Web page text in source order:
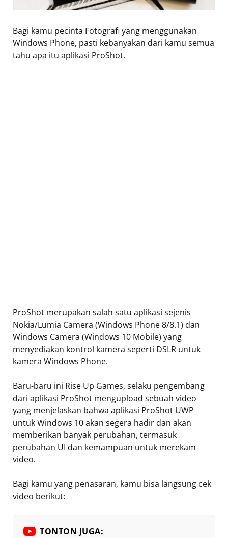
Bagi kamu pecinta Fotografi yang menggunakan
Windows Phone, pasti kebanyakan dari kamu semua
tahu apa itu aplikasi ProShot.
ProShot merupakan salah satu aplikasi sejenis
Nokia/Lumia Camera (Windows Phone 8/8.1) dan
Windows Camera (Windows 10 Mobile) yang
menyediakan kontrol kamera seperti DSLR untuk
kamera Windows Phone.
Baru-baru ini Rise Up Games, selaku pengembang
dari aplikasi ProShot mengupload sebuah video
yang menjelaskan bahwa aplikasi ProShot UWP
untuk Windows 10 akan segera hadir dan akan
memberikan banyak perubahan, termasuk
perubahan UI dan kemampuan untuk merekam
video.
Bagi kamu yang penasaran, kamu bisa langsung cek
video berikut:
TONTON JUGA: